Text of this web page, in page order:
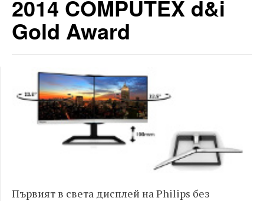
2014 COMPUTEX d&i
Gold Award
Първият в света дисплей на Philips без